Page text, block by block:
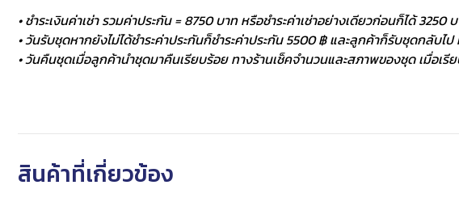
• ชำระเงินค่าเช่า รวมค่าประกัน = 8750 บาท หรือชำระค่าเช่าอย่างเดียวก่อนก็ได้
• วันรับชุดหากยังไม่ได้ชำระค่าประกันก็ชำระค่าประกัน 5500 ฿ และลูกค้าก็รับชุดกลับไป
• วันคืนชุดเมื่อลูกค้านำชุดมาคืนเรียบร้อย ทางร้านเช็คจำนวนและสภาพของชุด เมื่อเ
สินค้าที่เกี่ยวข้อง